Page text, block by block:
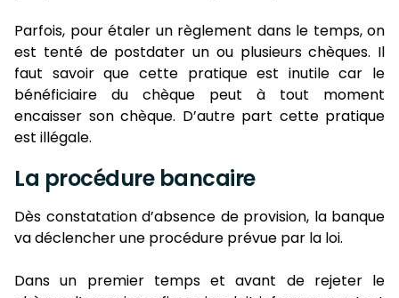
Parfois, pour étaler un règlement dans le temps, on
est tenté de postdater un ou plusieurs chèques. Il
faut savoir que cette pratique est inutile car le
bénéficiaire du chèque peut à tout moment
encaisser son chèque. D’autre part cette pratique
est illégale.
La procédure bancaire
Dès constatation d’absence de provision, la banque
va déclencher une procédure prévue par la loi.
Dans un premier temps et avant de rejeter le